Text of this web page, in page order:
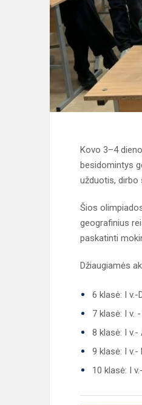
Kovo 3–4
besidomintys
užduotis, dirbo
Šios
geografinius
paskatinti
Džiaugiamės
6 klasė: I
7 klasė: I v.
8 klasė: I v.-
9 klasė: I v.-
10 klasė: I